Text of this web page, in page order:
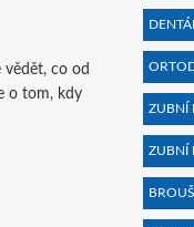
vědět, co od
o tom, kdy
ZUBNÍ
ZUBNÍ